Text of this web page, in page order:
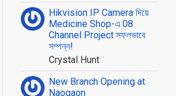
Hikvision IP Camera দিয়ে
Medicine Shop-এ 08
Channel Project সফলভাবে
সম্পন্ন!
Crystal Hunt
New Branch Opening at
Naogaon